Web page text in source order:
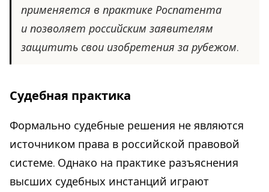
применяется в практике Роспатента
и позволяет российским заявителям
защитить свои изобретения за рубежом.
Судебная практика
Формально судебные решения не являются
источником права в российской правовой
системе. Однако на практике разъяснения
высших судебных инстанций играют